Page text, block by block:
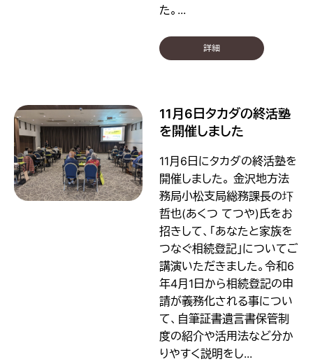
た。...
詳細
11月6日タカダの終活塾
を開催しました
11月6日にタカダの終活塾を
開催しました。 金沢地方法
務局小松支局総務課長の圷
哲也(あくつ てつや)氏をお
招きして、「あなたと家族を
つなぐ相続登記」についてご
講演いただきました。令和6
年4月1日から相続登記の申
請が義務化される事につい
て、自筆証書遺言書保管制
度の紹介や活用法など分か
りやすく説明をし...